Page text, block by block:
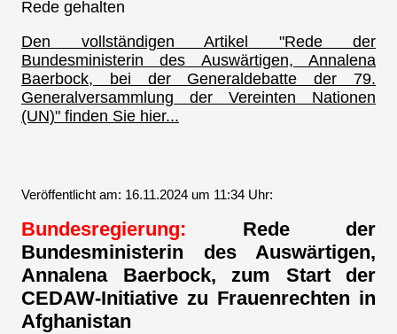
Rede gehalten
Den vollständigen Artikel "Rede der
Bundesministerin des Auswärtigen, Annalena
Baerbock, bei der Generaldebatte der 79.
Generalversammlung der Vereinten Nationen
(UN)" finden Sie hier...
Veröffentlicht am: 16.11.2024 um 11:34 Uhr:
Bundesregierung: Rede der
Bundesministerin des Auswärtigen,
Annalena Baerbock, zum Start der
CEDAW-Initiative zu Frauenrechten in
Afghanistan